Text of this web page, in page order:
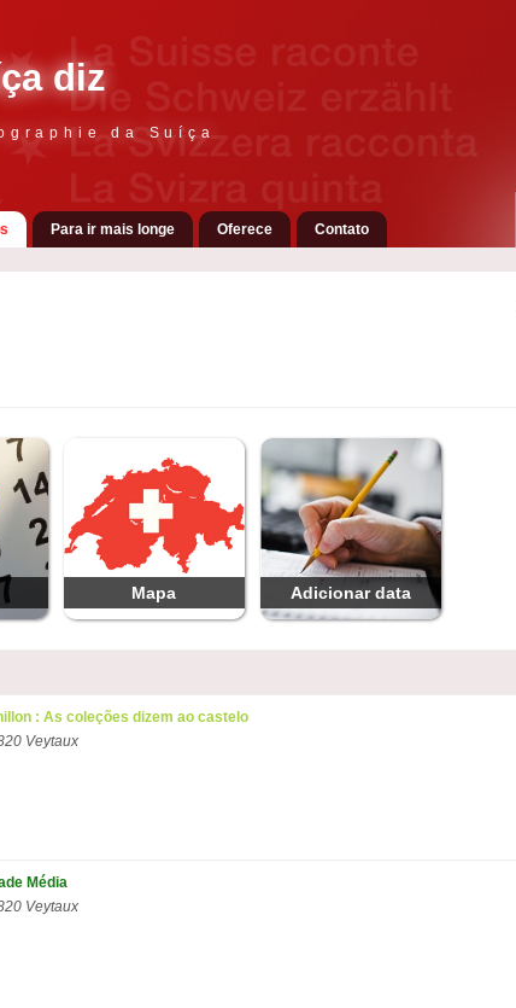
diz
da Suíça
Para ir mais longe Oferece Contato
Mapa Adicionar data
: As coleções dizem ao castelo
Veytaux
Média
Veytaux